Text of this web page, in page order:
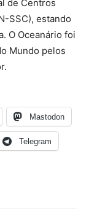
de Centros
SSC), estando
O Oceanário foi
Mundo pelos
Mastodon
Telegram